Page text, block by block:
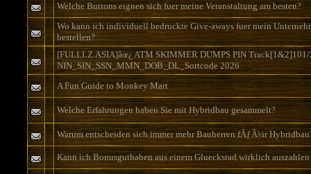
Welche Buttons eignen sich fuer meine Veranstaltung am besten?
Wo kann ich individuell bedruckte Give-aways fuer mein
bestellen?
[FULLLZ.ASIA]âœ¿ ATM SKIMMER DUMPS PIN
NIN_SIN_SSN_MMN_DOB_DL_Sortcode 2026
A Fun Guide to Monkey Mart
Welche Erfahrungen haben Sie mit Hybridbau gesammelt?
Warum entscheiden sich immer mehr Bauherren fÃƒÂ¼r
Kann ich Bonusguthaben aus einem Gluecksrad wirklich auszahlen